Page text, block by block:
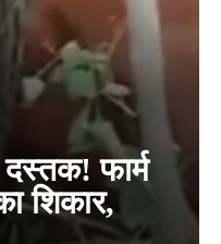
फार्म
शिकार,